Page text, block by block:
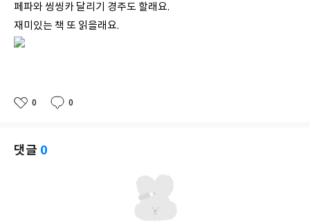
페파와 씽씽카 달리기 경주도 할래요.
재미있는 책 또 읽을래요.
좋
0
댓
0
작
댓글 0